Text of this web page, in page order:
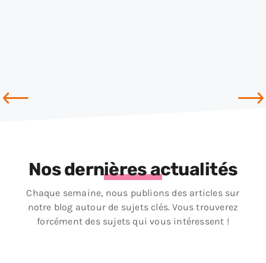
Nos dernières actualités
Chaque semaine, nous publions des articles sur
notre blog autour de sujets clés. Vous trouverez
forcément des sujets qui vous intéressent !